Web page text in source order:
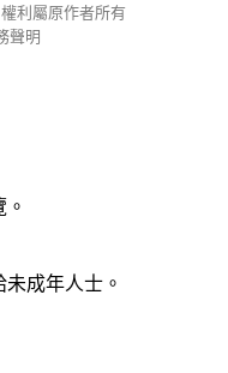
利屬原作者所有
聲明
成年人士。